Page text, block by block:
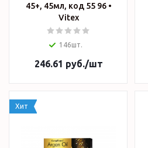
45+, 45мл, код 55 96 •
Vitex
146шт.
246.61 руб./шт
Хит